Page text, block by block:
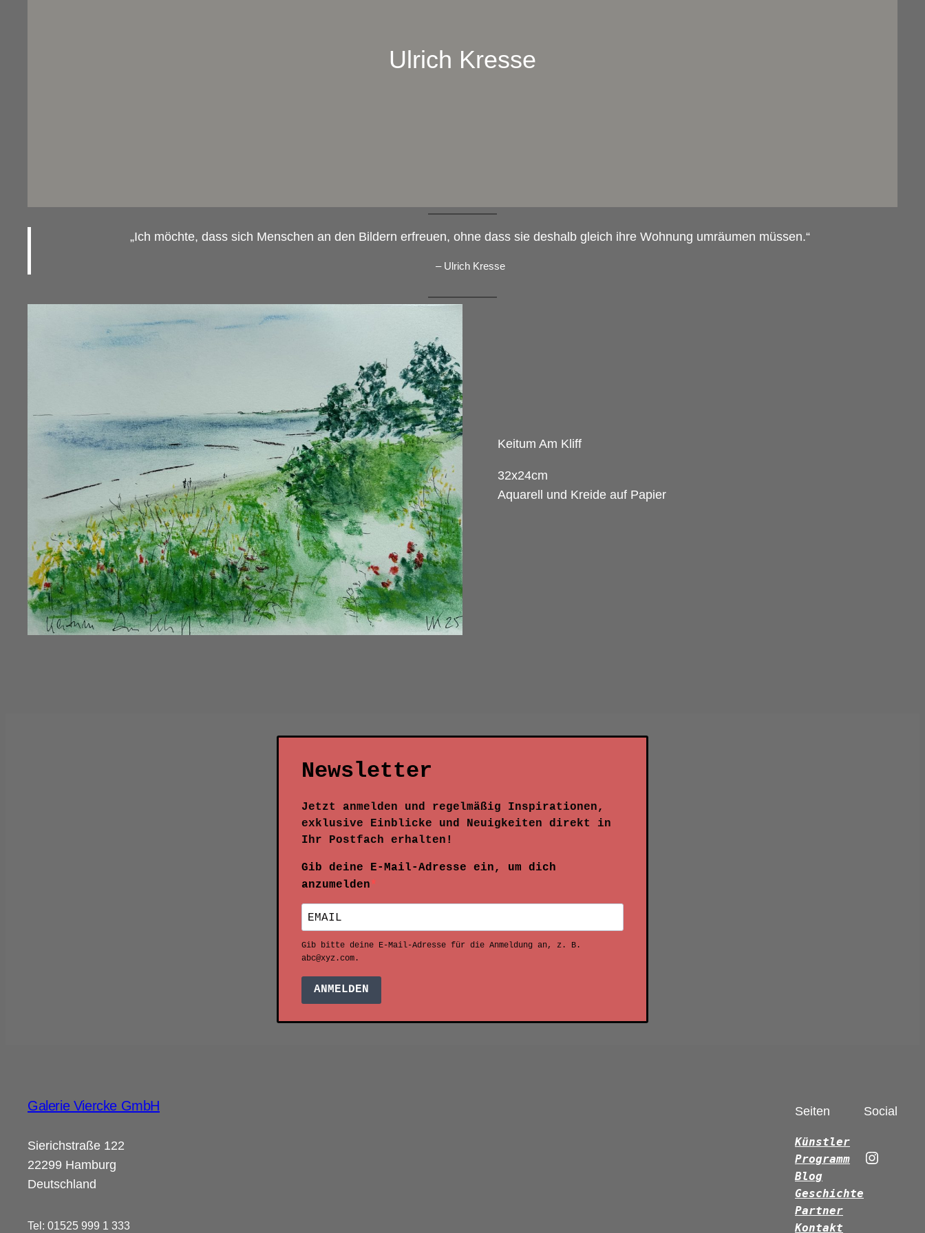
Ulrich Kresse
„Ich möchte, dass sich Menschen an den Bildern erfreuen, ohne dass sie deshalb gleich ihre Wohnung umräumen müssen.“
– Ulrich Kresse
Keitum Am Kliff
32x24cm
Aquarell und Kreide auf Papier
Newsletter
Jetzt anmelden und regelmäßig Inspirationen,
exklusive Einblicke und Neuigkeiten direkt in
Ihr Postfach erhalten!
Gib deine E-Mail-Adresse ein, um dich
anzumelden
Gib bitte deine E-Mail-Adresse für die Anmeldung an, z. B.
abc@xyz.com.
ANMELDEN
Galerie Viercke GmbH
Sierichstraße 122
22299 Hamburg
Deutschland
Tel: 01525 999 1 333
Seiten
Künstler
Programm
Blog
Geschichte
Partner
Kontakt
Social